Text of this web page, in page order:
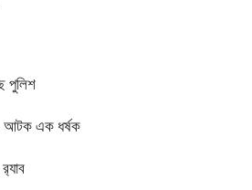
পুলিশ
– আটক এক ধর্ষক